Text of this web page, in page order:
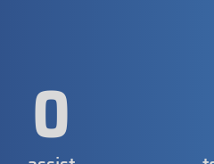
0